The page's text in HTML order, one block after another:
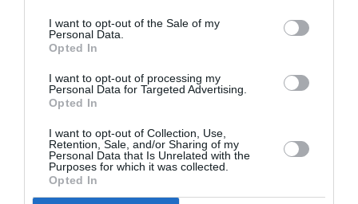
I want to opt-out of the Sale of my
Personal Data.
Opted In
I want to opt-out of processing my
Personal Data for Targeted Advertising.
Opted In
I want to opt-out of Collection, Use,
Retention, Sale, and/or Sharing of my
Personal Data that Is Unrelated with the
Purposes for which it was collected.
Opted In
LE 9 AOÛT 1912 DANS LE
CIEL : DÉPART DE
BEAUMONT POUR LA...